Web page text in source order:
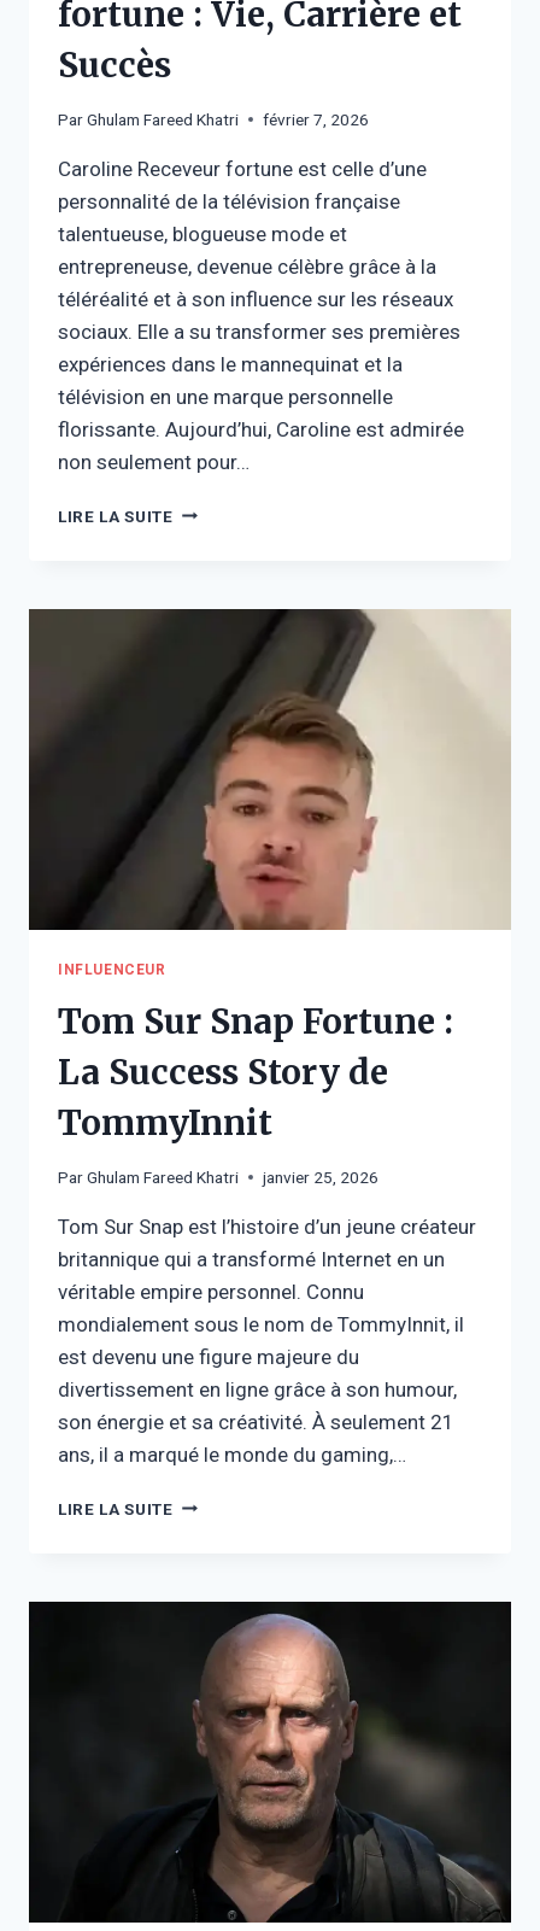
fortune : Vie, Carrière et
Succès
ParGhulam Fareed Khatri février 7, 2026
Caroline Receveur fortune est celle d’une
personnalité de la télévision française
talentueuse, blogueuse mode et
entrepreneuse, devenue célèbre grâce à la
téléréalité et à son influence sur les réseaux
sociaux. Elle a su transformer ses premières
expériences dans le mannequinat et la
télévision en une marque personnelle
florissante. Aujourd’hui, Caroline est admirée
non seulement pour…
LIRE LA SUITECAROLINE
VIE,
SUCCÈS
INFLUENCEUR
Tom Sur Snap Fortune :
La Success Story de
TommyInnit
ParGhulam Fareed Khatri janvier 25, 2026
Tom Sur Snap est l’histoire d’un jeune créateur
britannique qui a transformé Internet en un
véritable empire personnel. Connu
mondialement sous le nom de TommyInnit, il
est devenu une figure majeure du
divertissement en ligne grâce à son humour,
son énergie et sa créativité. À seulement 21
ans, il a marqué le monde du gaming,…
LIRE LA SUITETOM
:
SUCCESS
STORY
DE
TOMMYINNIT